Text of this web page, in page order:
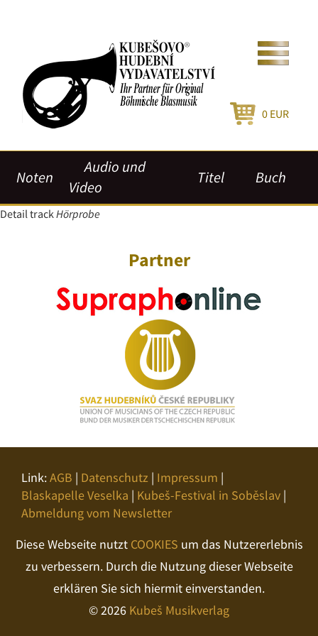
0 EUR
Noten
Audio und
Video
Titel Buch
Detail trackHörprobe
Partner
Link:AGB | Datenschutz | Impressum |
Blaskapelle Veselka | Kubeš-Festival in Soběslav |
Abmeldung vom Newsletter
Diese Webseite nutzt COOKIES um das Nutzererlebnis
zu verbessern. Durch die Nutzung dieser Webseite
erklären Sie sich hiermit einverstanden.
© 2026 Kubeš Musikverlag